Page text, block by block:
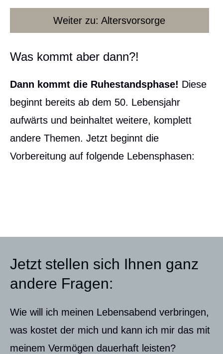
Weiter zu: Alters­vorsorge
Was kommt aber dann?!
Dann kommt die Ruhestandsphase! Diese
beginnt bereits ab dem 50. Lebensjahr
aufwärts und beinhaltet weitere, komplett
andere Themen. Jetzt beginnt die
Vorbereitung auf folgende Lebensphasen:
Jetzt stellen sich Ihnen ganz
andere Fragen:
Wie will ich meinen Lebensabend verbringen,
was kostet der mich und kann ich mir das mit
meinem Vermögen dauerhaft leisten?